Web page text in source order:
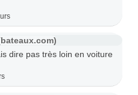
dire pas très loin en voiture